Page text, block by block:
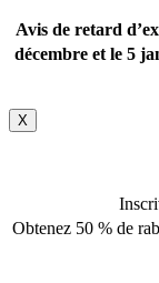
Avis de retard
décembre et le 5
X
Obtenez 50 % de